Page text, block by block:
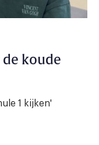
koude
1 kijken'